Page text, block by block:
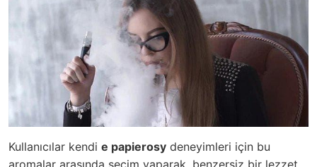
Kullanıcılar kendi e papierosy deneyimleri için bu
aromalar arasında seçim yaparak, benzersiz bir lezzet